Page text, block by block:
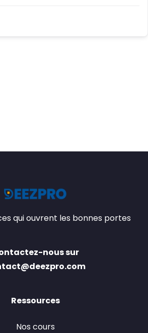
qui ouvrent les bonnes portes
nous sur
Ressources
Nos cours